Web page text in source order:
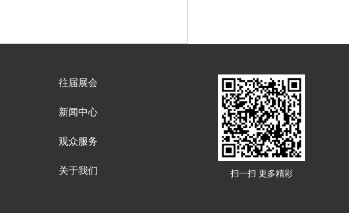
往届展会
新闻中心
观众服务
关于我们 扫一扫 更多精彩